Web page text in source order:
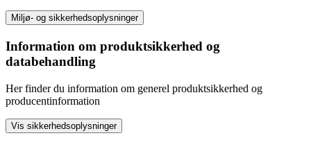
Miljø- og sikkerhedsoplysninger
Information om produktsikkerhed og
databehandling
Her finder du information om generel produktsikkerhed og
producentinformation
Vis sikkerhedsoplysninger